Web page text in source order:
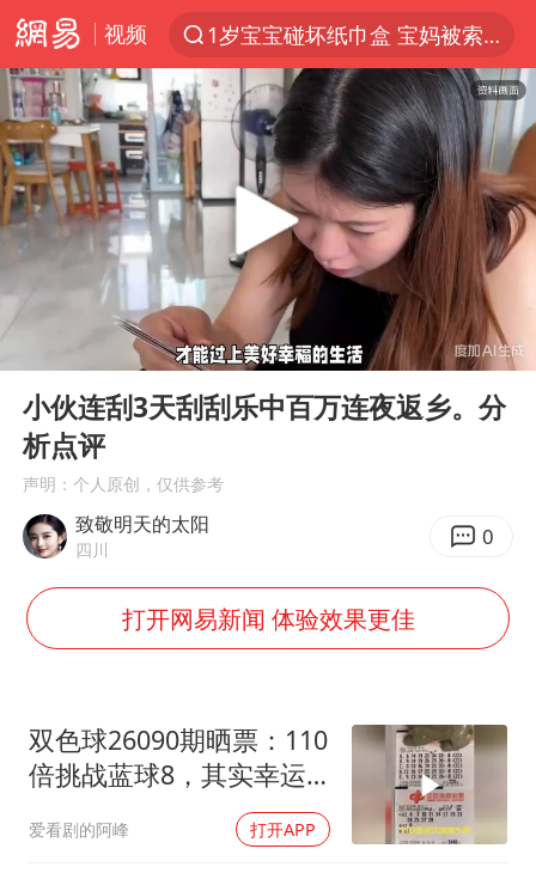
视频
1岁宝宝碰坏纸巾盒 宝妈被索赔924元
以“新”破局 首发经济点亮城市消费活力
Meta被判支付5.67亿美元
台风白海豚逼近 暴雨大暴雨来袭
47岁妈妈突然产女 26岁女儿：很震惊
阿根廷足协发文力挺因凡蒂诺
中国稀土盘中涨停
A股开盘：民爆、CPO等概念走强
日本广岛民众举行游行反对政府行径
日韩股市高开跳水 SK海力士下挫转跌
台风白海豚最新路径研判来了
我国编制完成新版全月地质图
“深圳地面沉降致车辆损坏”不实
奋进开新局 实干挑大梁
Play
00:28
小伙连刮3天刮刮乐中百万连夜返乡。分
析点评
声明：个人原创，仅供参考
致敬明天的太阳
四川 0
打开网易新闻 体验效果更佳
双色球26090期晒票：110
倍挑战蓝球8，其实幸运
往往藏在“不经意间”
爱看剧的阿峰 打开APP